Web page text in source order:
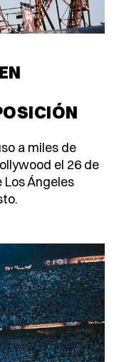
a miles de
el 26 de
Ángeles